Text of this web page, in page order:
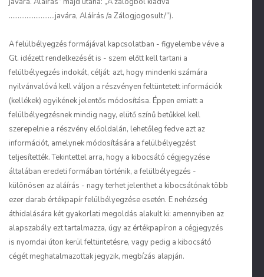
……………………..javára, Aláírás /a Zálogjogosult/”).
A felülbélyegzés formájával kapcsolatban - figyelembe véve a
Gt. idézett rendelkezését is - szem előtt kell tartani a
felülbélyegzés indokát, célját: azt, hogy mindenki számára
nyilvánvalóvá kell váljon a részvényen feltüntetett információk
(kellékek) egyikének jelentős módosítása. Éppen emiatt a
felülbélyegzésnek mindig nagy, elütő színű betűkkel kell
szerepelnie a részvény előoldalán, lehetőleg fedve azt az
információt, amelynek módosítására a felülbélyegzést
teljesítették. Tekintettel arra, hogy a kibocsátó cégjegyzése
általában eredeti formában történik, a felülbélyegzés -
különösen az aláírás - nagy terhet jelenthet a kibocsátónak több
ezer darab értékpapír felülbélyegzése esetén. E nehézség
áthidalására két gyakorlati megoldás alakult ki: amennyiben az
alapszabály ezt tartalmazza, úgy az értékpapíron a cégjegyzés
is nyomdai úton kerül feltüntetésre, vagy pedig a kibocsátó
cégét meghatalmazottak jegyzik, megbízás alapján.